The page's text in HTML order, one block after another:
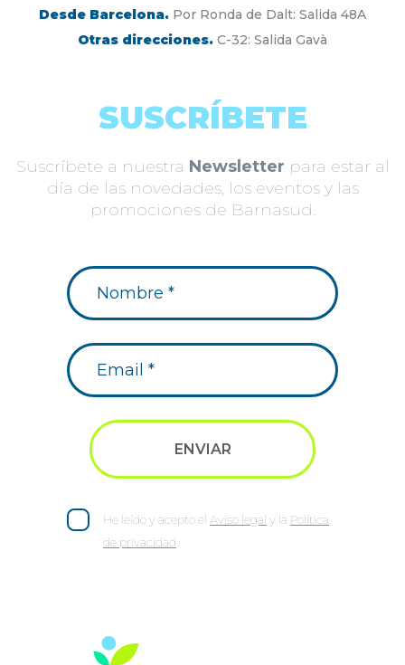
Desde Barcelona. Por Ronda de Dalt: Salida 48A
Otras direcciones. C-32: Salida Gavà
SUSCRÍBETE
Suscríbete a nuestra Newsletter para estar al
día de las novedades, los eventos y las
promociones de Barnasud.
He leído y acepto el Aviso legal y la Política
de privacidad